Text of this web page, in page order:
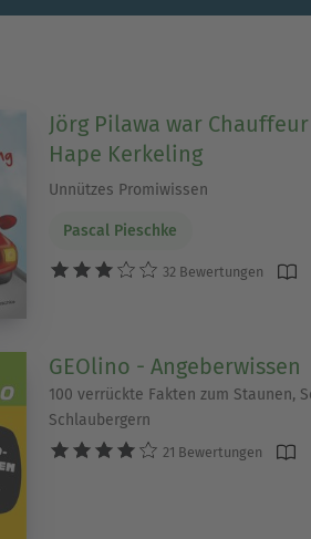
Jörg Pilawa war
Hape Kerkeling
Unnützes Promiwissen
Pascal Pieschke
32 Bewertungen
GEOlino - Angeberwissen
100 verrückte Fakten zum Staunen,
Schlaubergern
21 Bewertungen